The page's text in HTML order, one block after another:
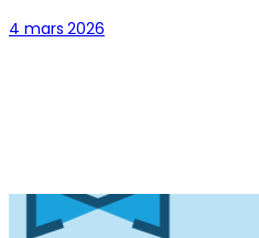
4 mars 2026